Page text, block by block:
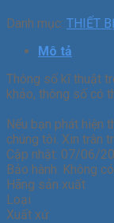
Danh mục: THIẾT
Mô tả
Thông số kĩ thuật
khảo, thông số có
Nếu bạn phát hiện
chúng tôi. Xin trân
Cập nhật: 07/06/
Bảo hành: Không có
Hãng sản xuất
Loại
Xuất xứ